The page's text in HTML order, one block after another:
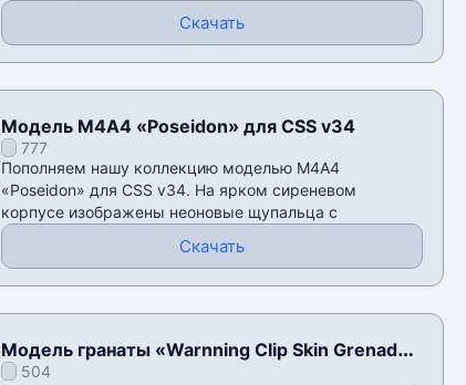
Скачать
Модель М4А4 «Poseidon» для CSS v34
777
Пополняем нашу коллекцию моделью М4А4
«Poseidon» для CSS v34. На ярком сиреневом
корпусе изображены неоновые щупальца с
Скачать
Модель гранаты «Warnning Clip Skin Grenades
- PA» для CSS v34
504